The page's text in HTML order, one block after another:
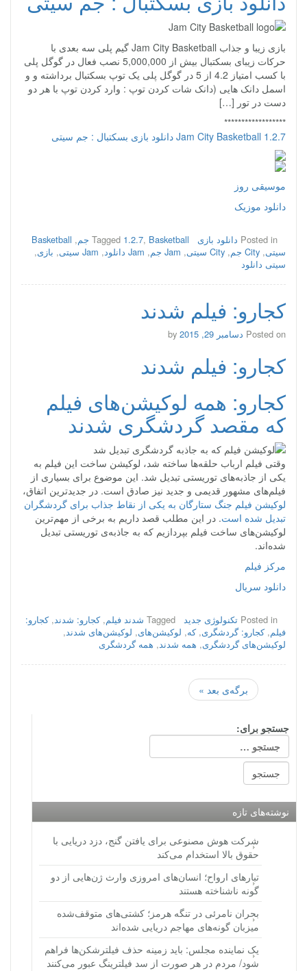
بازی زیبا و جذاب Jam City Basketball گیم پلی سه بعدی با
حرکات زیبای بسکتبال بیش از 5,000,000 نصب فعال در گوگل پلی
با کسب امتیاز 4.2 از 5 در گوگل پلی یک توپ بسکتبال برداشته و و
اسمل دانک هایی (دانک شات کردن توپ : وارد کردن توپ با هر دو
دست در تور […]
******************
Jam City Basketball 1.2.7 دانلود بازی بسکتبال : جم سیتی
موسیقی روز
دانلود موزیک
Posted in دانلود بازی Tagged 1.2.7, Basketball جم ,
Basketball
سیتی, City جم , City سیتی , Jam جم , Jam دانلود , Jam سیتی , بازی,
سیتی دانلود
کجارو: فیلم شدند
Posted on دسامبر 29, 2015
کجارو: فیلم شدند
کجارو: همه لوکیشن‌های فیلم
که مقصد گردشگری شدند
وقتی فیلم ارباب حلقه‌ها ساخته شد، لوکیشن ساخت این فیلم به
یکی از جاذبه‌های توریستی تبدیل شد. این موضوع برای بسیاری از
فیلم‌های مشهور قدیمی و جدید نیز صادق است. در جدیدترین اتفاق،
لوکیشن فیلم جنگ ستارگان به یکی از نقاط جذاب برای گردشگران
تبدیل شده است. در این مطلب قصد داریم به برخی از مهم‌ترین
لوکیشن‌های ساخت فیلم بپردازیم که به جاذبه‌ی توریستی تبدیل
شده‌اند.
مرکز فیلم
دانلود سریال
Posted in تکنولوژی جدید Tagged شدند فیلم,کجارو: شدند,کجارو:
فیلم,کجارو: گردشگری,که, لوکیشن‌های, لوکیشن‌های شدند,
لوکیشن‌های گردشگری, همه شدند, همه گردشگری
برگه‌ی بعد »
جستجو برای:
نوشته‌های تازه
شرکت هوش مصنوعی برای یافتن گنج، دزد دریایی با
حقوق بالا استخدام می‌کند
تبارهای ارواح؛ انسان‌های امروزی وارث ژن‌هایی از دو
گونه ناشناخته هستند
بحران نامرئی در تنگه هرمز؛ کشتی‌های متوقف‌شده
میزبان گونه‌های مهاجم دریایی شده‌اند
یک نماینده مجلس: باید زمینه حذف فیلترشکن‌ها فراهم
شود/ مردم در هر صورت از سد فیلترینگ عبور می‌کنند